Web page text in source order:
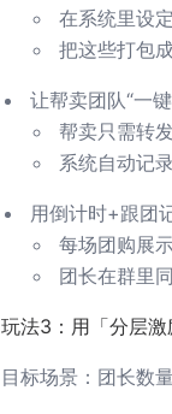
在系统里设
把这些打包
让帮卖团队“一
帮卖只需转
系统自动记
用倒计时+跟团
每场团购展
团长在群里
玩法3：用「分层
目标场景：团长数